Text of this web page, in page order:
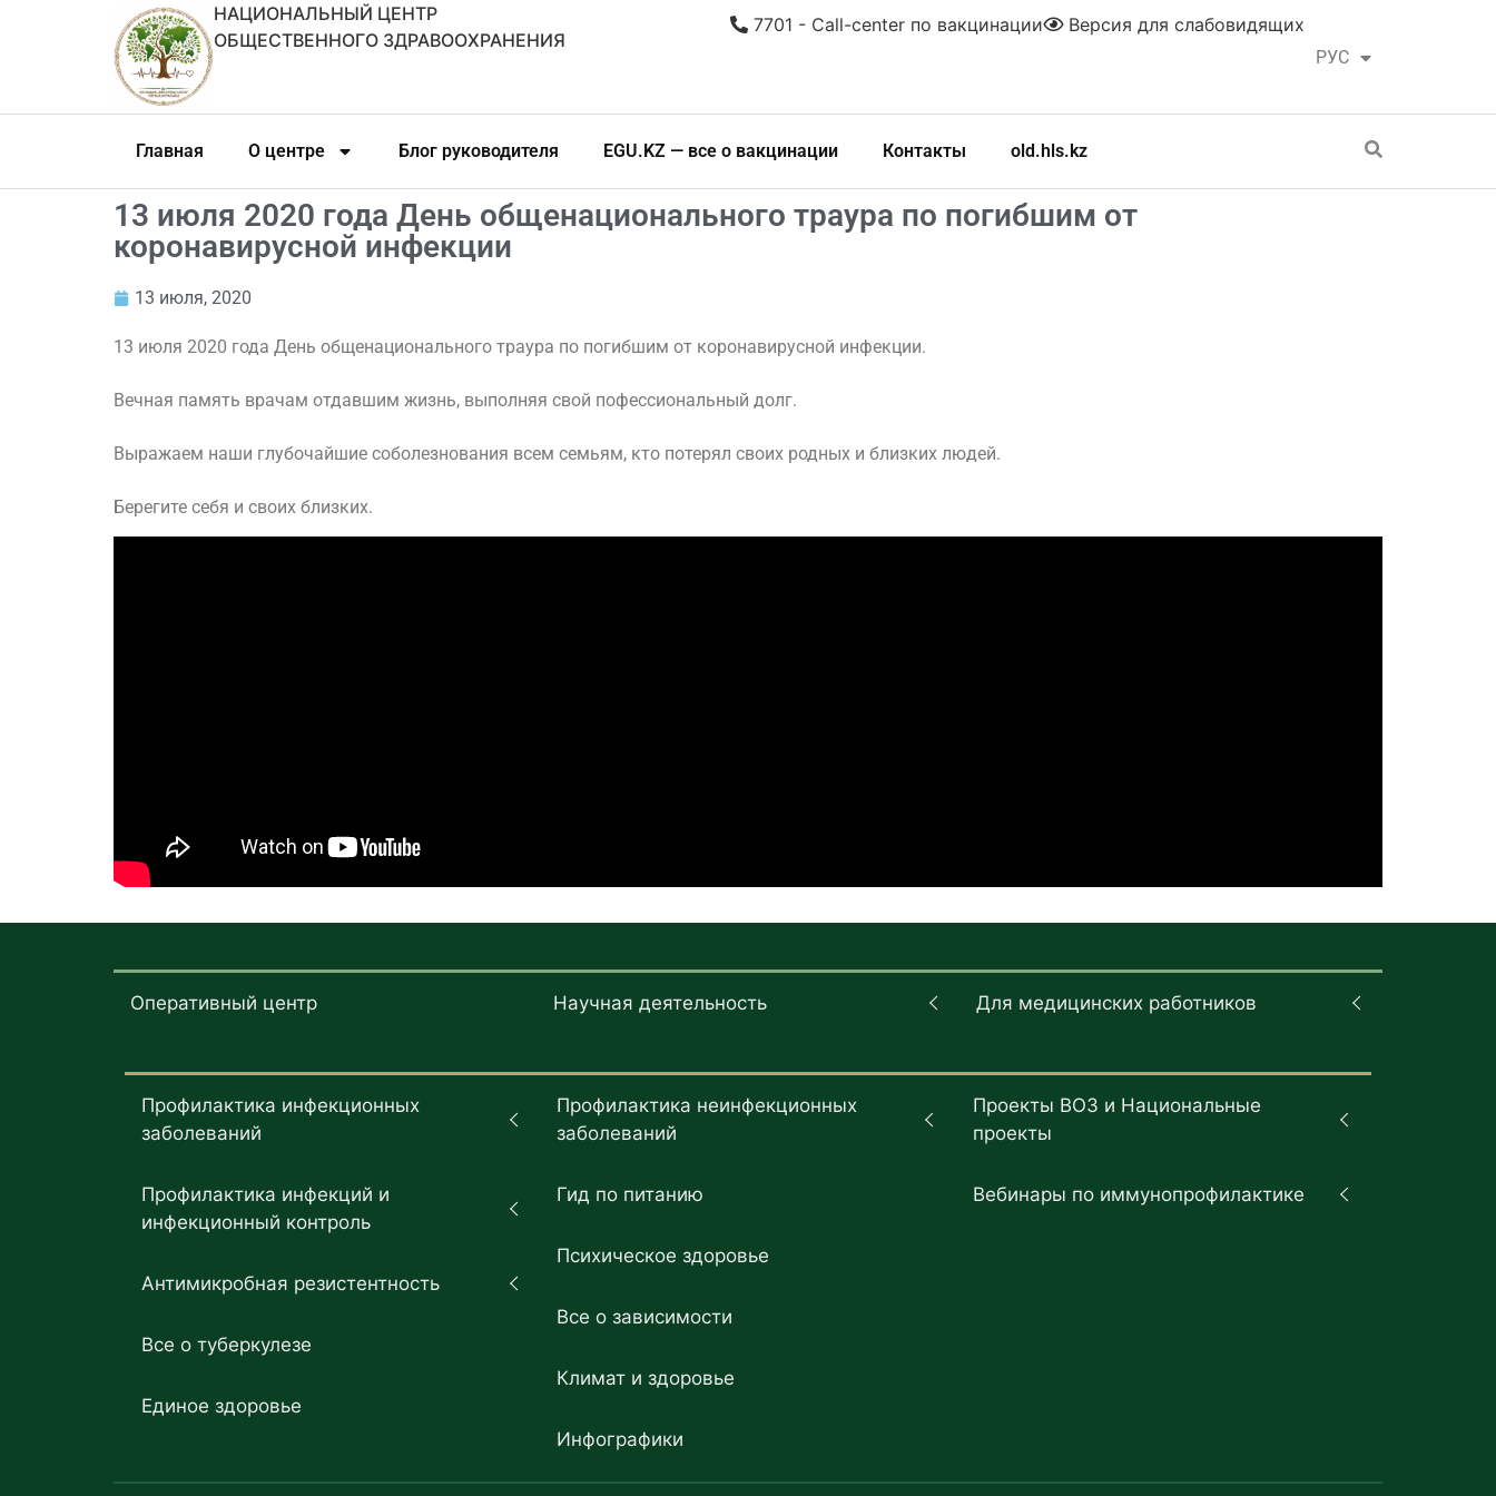
НАЦИОНАЛЬНЫЙ ЦЕНТР
ОБЩЕСТВЕННОГО ЗДРАВООХРАНЕНИЯ
РУС
ҚАЗ
Версия для слабовидящих
7701 - Call-center по вакцинации
Главная О центре Блог руководителя EGU.KZ — все о вакцинации Контакты old.hls.kz
13 июля 2020 года День общенационального траура по погибшим от
коронавирусной инфекции
13 июля, 2020
13 июля 2020 года День общенационального траура по погибшим от коронавирусной инфекции.
Вечная память врачам отдавшим жизнь, выполняя свой пофессиональный долг.
Выражаем наши глубочайшие соболезнования всем семьям, кто потерял своих родных и близких людей.
Берегите себя и своих близких.
Оперативный центр Научная деятельность Для медицинских работников
Профилактика инфекционных
заболеваний
Профилактика инфекций и
инфекционный контроль
Антимикробная резистентность
Все о туберкулезе
Единое здоровье
Профилактика неинфекционных
заболеваний
Гид по питанию
Психическое здоровье
Все о зависимости
Климат и здоровье
Инфографики
Проекты ВОЗ и Национальные
проекты
Вебинары по иммунопрофилактике